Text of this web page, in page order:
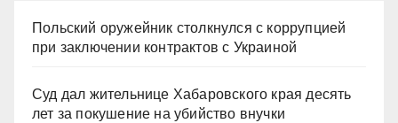
Польский оружейник столкнулся с коррупцией
при заключении контрактов с Украиной
Суд дал жительнице Хабаровского края десять
лет за покушение на убийство внучки